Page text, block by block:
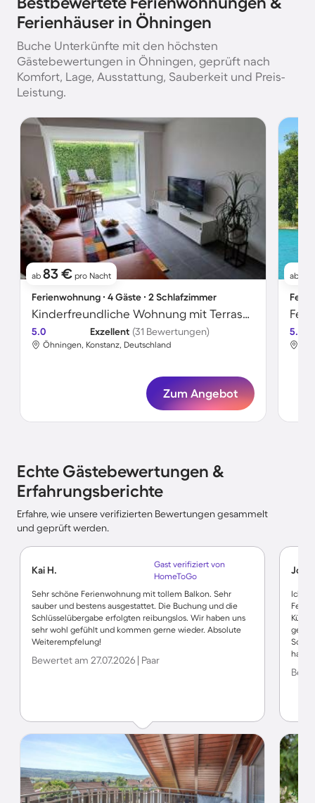
Ferienhäuser in Öhningen
Buche Unterkünfte mit den höchsten
Gästebewertungen in Öhningen, geprüft nach
Komfort, Lage, Ausstattung, Sauberkeit und Preis-
Leistung.
ab 83 € pro Nacht
Ferienwohnung ∙ 4 Gäste ∙ 2 Schlafzimmer
Kinderfreundliche Wohnung mit Terrasse und Garten | Bergblick | Ideal für Homeoffice
5.0 Exzellent (31 Bewertungen)
Öhningen, Konstanz, Deutschland
Zum Angebot
ab
5.0
Echte Gästebewertungen &
Erfahrungsberichte
Erfahre, wie unsere verifizierten Bewertungen gesammelt
und geprüft werden.
Kai H.
Gast verifiziert von
HomeToGo
Sehr schöne Ferienwohnung mit tollem Balkon. Sehr
sauber und bestens ausgestattet. Die Buchung und die
Schlüsselübergabe erfolgten reibungslos. Wir haben uns
sehr wohl gefühlt und kommen gerne wieder. Absolute
Weiterempfelung!
Bewertet am 27.07.2026 | Paar
Ich